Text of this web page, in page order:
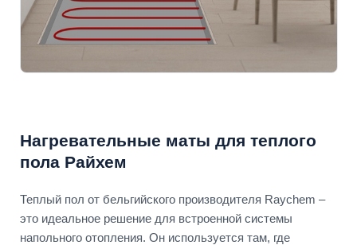
Нагревательные маты для теплого
пола Райхем
Теплый пол от бельгийского производителя Raychem –
это идеальное решение для встроенной системы
напольного отопления. Он используется там, где